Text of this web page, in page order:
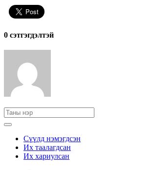
0 cэтгэгдэлтэй
Сүүлд нэмэгдсэн
Их таалагдсан
Их хариулсан